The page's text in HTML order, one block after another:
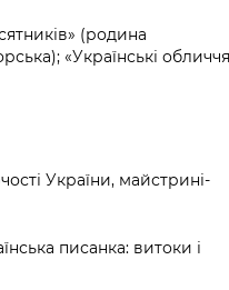
(родина
«Українські обличчя
України, майстрині-
писанка: витоки і